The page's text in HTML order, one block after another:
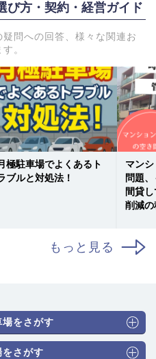
び方・契約・経営ガイド
問への回答、様々な関連お
。
極駐車場でよくあるト
ブルと対処法！
マン
問題
間貸
削減の
もっと見る
をさがす
さがす